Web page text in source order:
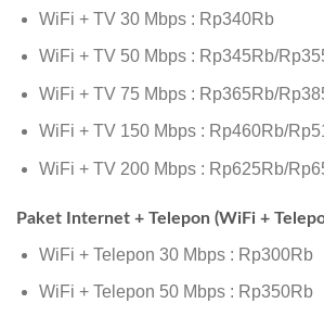
WiFi + TV 30 Mbps : Rp340Rb
WiFi + TV 50 Mbps : Rp345Rb/
WiFi + TV 75 Mbps : Rp365Rb/
WiFi + TV 150 Mbps : Rp460Rb/
WiFi + TV 200 Mbps : Rp625Rb/
Paket Internet + Telepon (WiFi +
WiFi + Telepon 30 Mbps : Rp300Rb
WiFi + Telepon 50 Mbps : Rp350Rb